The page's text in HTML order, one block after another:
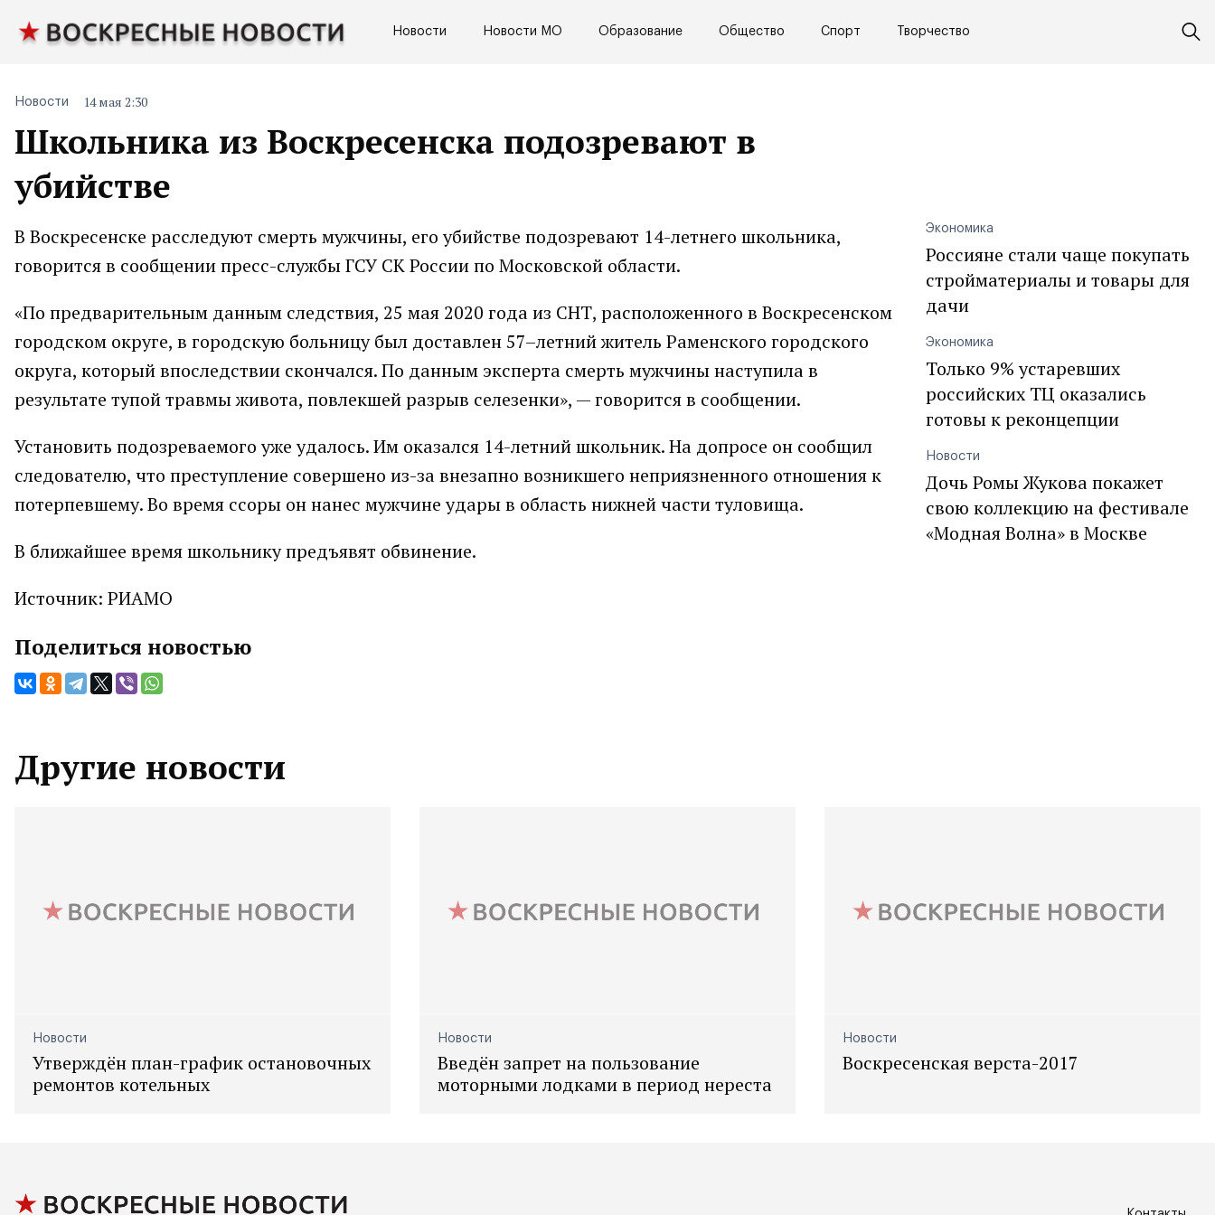
Новости Новости МО Образование Общество Спорт Творчество
Школьника из Воскресенска подозревают в
убийстве
Новости 14 мая 2:30
В Воскресенске расследуют смерть мужчины, его убийстве подозревают 14-летнего школьника,
говорится в сообщении пресс-службы ГСУ СК России по Московской области.
«По предварительным данным следствия, 25 мая 2020 года из СНТ, расположенного в Воскресенском
городском округе, в городскую больницу был доставлен 57–летний житель Раменского городского
округа, который впоследствии скончался. По данным эксперта смерть мужчины наступила в
результате тупой травмы живота, повлекшей разрыв селезенки», — говорится в сообщении.
Установить подозреваемого уже удалось. Им оказался 14-летний школьник. На допросе он сообщил
следователю, что преступление совершено из-за внезапно возникшего неприязненного отношения к
потерпевшему. Во время ссоры он нанес мужчине удары в область нижней части туловища.
В ближайшее время школьнику предъявят обвинение.
Источник: РИАМО
Поделиться новостью
Экономика
Россияне стали чаще покупать
стройматериалы и товары для
дачи
Экономика
Только 9% устаревших
российских ТЦ оказались
готовы к реконцепции
Новости
Дочь Ромы Жукова покажет
свою коллекцию на фестивале
«Модная Волна» в Москве
Другие новости
Новости
Утверждён план-график остановочных
ремонтов котельных
Новости
Введён запрет на пользование
моторными лодками в период нереста
Новости
Воскресенская верста-2017